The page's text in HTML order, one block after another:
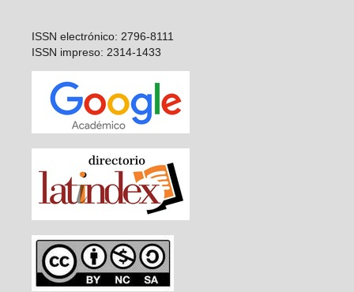
ISSN electrónico: 2796-8111
ISSN impreso: 2314-1433